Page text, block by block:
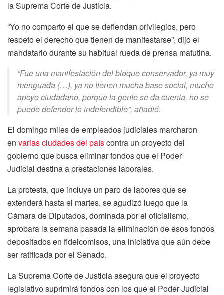
la Suprema Corte de Justicia.
“Yo no comparto el que se defiendan privilegios, pero
respeto el derecho que tienen de manifestarse”, dijo el
mandatario durante su habitual rueda de prensa matutina.
“Fue una manifestación del bloque conservador, ya muy
menguada (…), ya no tienen mucha base social, mucho
apoyo ciudadano, porque la gente se da cuenta, no se
puede defender lo indefendible”, añadió.
El domingo miles de empleados judiciales marcharon
en varias ciudades del paíscontra un proyecto del
gobierno que busca eliminar fondos que el Poder
Judicial destina a prestaciones laborales.
La protesta, que incluye un paro de labores que se
extenderá hasta el martes, se agudizó luego que la
Cámara de Diputados, dominada por el oficialismo,
aprobara la semana pasada la eliminación de esos fondos
depositados en fideicomisos, una iniciativa que aún debe
ser ratificada por el Senado.
La Suprema Corte de Justicia asegura que el proyecto
legislativo suprimirá fondos con los que el Poder Judicial